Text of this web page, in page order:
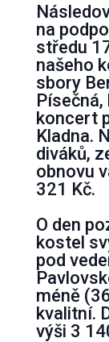
na
středu
našeho
sbory
koncert
Kladna.
diváků,
obnovu
321 Kč.
O den
kostel
pod
méně
kvalitní.
výši 3